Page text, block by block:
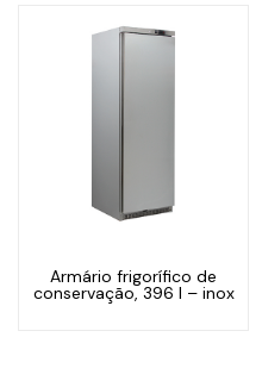
Armário frigorífico de
conservação, 396 l – inox